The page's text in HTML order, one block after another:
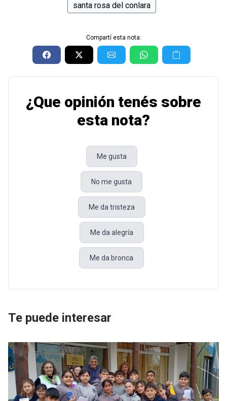
santa rosa del conlara
Compartí esta nota:
¿Que opinión tenés sobre
esta nota?
Me gusta
No me gusta
Me da tristeza
Me da alegría
Me da bronca
Te puede interesar